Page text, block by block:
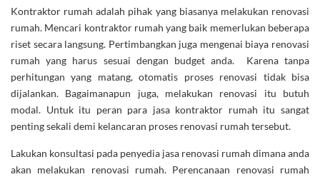
Kontraktor rumah adalah pihak yang biasanya melakukan renovasi
rumah. Mencari kontraktor rumah yang baik memerlukan beberapa
riset secara langsung. Pertimbangkan juga mengenai biaya renovasi
rumah yang harus sesuai dengan budget anda. Karena tanpa
perhitungan yang matang, otomatis proses renovasi tidak bisa
dijalankan. Bagaimanapun juga, melakukan renovasi itu butuh
modal. Untuk itu peran para jasa kontraktor rumah itu sangat
penting sekali demi kelancaran proses renovasi rumah tersebut.
Lakukan konsultasi pada penyedia jasa renovasi rumah dimana anda
akan melakukan renovasi rumah. Perencanaan renovasi rumah